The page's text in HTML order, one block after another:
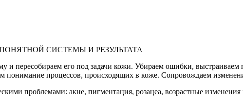
СИСТЕМЫ И РЕЗУЛЬТАТА
и пересобираем его под задачи кожи. Убираем ошибки, выстраиваем
понимание процессов, происходящих в коже. Сопровождаем
проблемами: акне, пигментация, розацеа, возрастные